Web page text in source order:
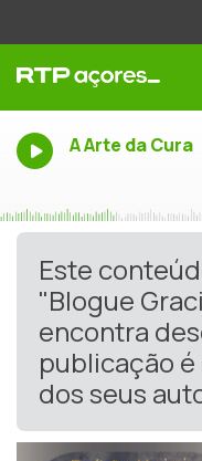
A Arte da Cura
Este
"Blogue
encontra
publicação
dos seus